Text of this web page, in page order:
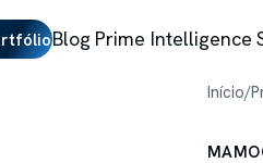
Blog Prime Intelligence
Início/